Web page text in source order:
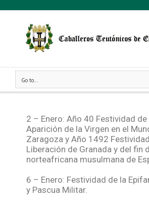
Go to...
2 – Enero: Año 40 Festividad de
Aparición de la Virgen en el
Zaragoza y Año 1492
Liberación de Granada y del fin
norteafricana musulmana de
6 – Enero: Festividad de la
y Pascua Militar.